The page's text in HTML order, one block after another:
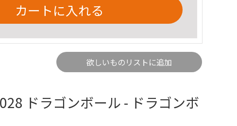
カートに入れる
欲しいものリストに追加
ドラゴンボール - ドラゴンボ